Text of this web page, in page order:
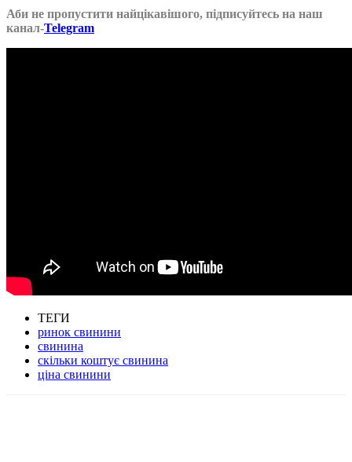
Аби не пропустити найцікавішого, підписуйтесь на наш
канал-Telegram
ТЕГИ
ринок свинини
свинина
скільки коштує свинина
ціна свинини